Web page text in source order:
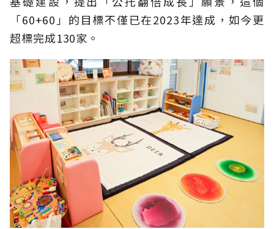
「60+60」的目標不僅已在2023年達成，如今更
超標完成130家。